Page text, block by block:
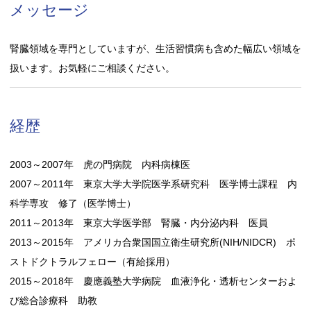
メッセージ
腎臓領域を専門としていますが、生活習慣病も含めた幅広い領域を
扱います。お気軽にご相談ください。
経歴
2003～2007年 虎の門病院 内科病棟医
2007～2011年 東京大学大学院医学系研究科 医学博士課程 内
科学専攻 修了（医学博士）
2011～2013年 東京大学医学部 腎臓・内分泌内科 医員
2013～2015年 アメリカ合衆国国立衛生研究所(NIH/NIDCR) ポ
ストドクトラルフェロー（有給採用）
2015～2018年 慶應義塾大学病院 血液浄化・透析センターおよ
び総合診療科 助教